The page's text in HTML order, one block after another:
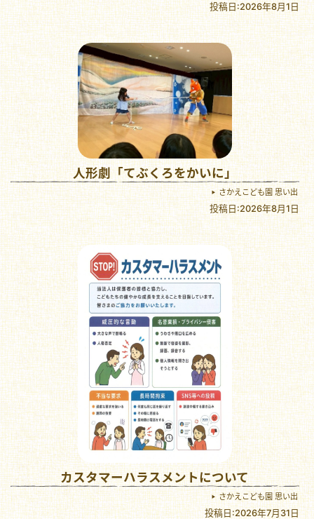
投稿日:2026年8月1日
人形劇「てぶくろをかいに」
さかえこども園 思い出
投稿日:2026年8月1日
カスタマーハラスメントについて
さかえこども園 思い出
投稿日:2026年7月31日